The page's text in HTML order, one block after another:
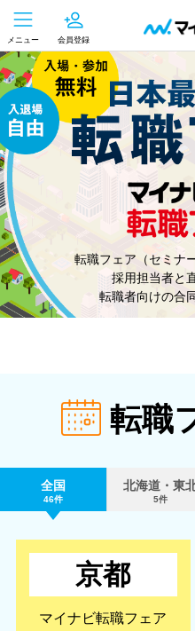
メニュー 会員登録
転職フェア（セミナ
採用担当者と
転職者向けの合
転職
全国
46件
北海道・東
5件
京都
マイナビ転職フェア